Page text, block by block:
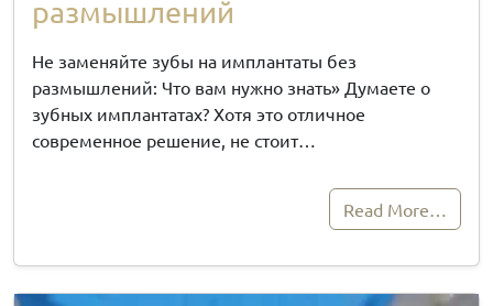
размышлений
Не заменяйте зубы на имплантаты без
размышлений: Что вам нужно знать» Думаете о
зубных имплантатах? Хотя это отличное
современное решение, не стоит…
Read More…